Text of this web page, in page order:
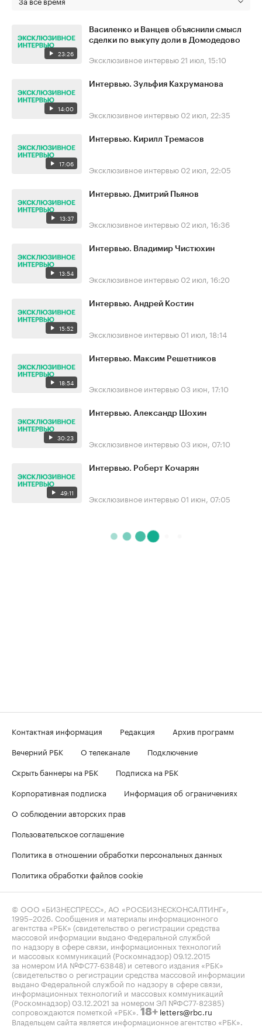
23:26
Василенко и Ванцев объяснили смысл
сделки по выкупу доли в Домодедово
Эксклюзивное интервью 21 июл, 15:10
14:00
Интервью. Зульфия Кахруманова
Эксклюзивное интервью 02 июл, 22:35
17:06
Интервью. Кирилл Тремасов
Эксклюзивное интервью 02 июл, 22:05
13:37
Интервью. Дмитрий Пьянов
Эксклюзивное интервью 02 июл, 16:36
13:54
Интервью. Владимир Чистюхин
Эксклюзивное интервью 02 июл, 16:20
15:52
Интервью. Андрей Костин
Эксклюзивное интервью 01 июл, 18:14
18:54
Интервью. Максим Решетников
Эксклюзивное интервью 03 июн, 17:10
30:23
Интервью. Александр Шохин
Эксклюзивное интервью 03 июн, 07:10
49:11
Интервью. Роберт Кочарян
Эксклюзивное интервью 01 июн, 07:05
Контактная информация Редакция
Архив программ
Вечерний РБК
О телеканале
Подключение
Скрыть баннеры на РБК
Подписка на РБК
Корпоративная подписка
Информация об ограничениях
О соблюдении авторских прав
Пользовательское соглашение
Политика в отношении обработки персональных данных
Политика обработки файлов cookie
© ООО «БИЗНЕСПРЕСС», АО «РОСБИЗНЕСКОНСАЛТИНГ»,
1995–2026 . Сообщения и материалы информационного
агентства «РБК» (свидетельство о регистрации средства
массовой информации выдано Федеральной службой
по надзору в сфере связи, информационных технологий
и массовых коммуникаций (Роскомнадзор) 09.12.2015
за номером ИА №ФС77-63848) и сетевого издания «РБК»
(свидетельство о регистрации средства массовой информации
выдано Федеральной службой по надзору в сфере связи,
информационных технологий и массовых коммуникаций
(Роскомнадзор) 03.12.2021 за номером ЭЛ №ФС77-82385)
сопровождаются пометкой «РБК». 18+ letters@rbc.ru
Владельцем сайта является информационное агентство «РБК».